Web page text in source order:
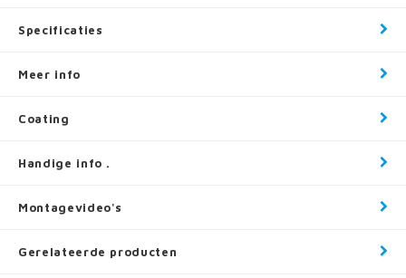
Specificaties
Meer info
Coating
Handige info .
Montagevideo's
Gerelateerde producten